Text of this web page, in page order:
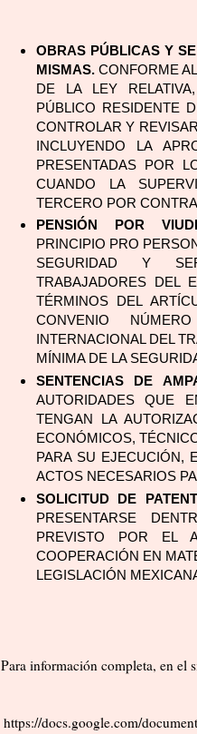
OBRAS PÚBLICAS Y
MISMAS. CONFORME
DE LA LEY
PÚBLICO RESIDENTE
CONTROLAR Y
INCLUYENDO LA
PRESENTADAS POR
CUANDO LA
TERCERO POR
PENSIÓN POR
PRINCIPIO PRO
SEGURIDAD Y
TRABAJADORES DEL
TÉRMINOS DEL
CONVENIO
INTERNACIONAL DEL
MÍNIMA DE LA
SENTENCIAS DE
AUTORIDADES QUE
TENGAN LA
ECONÓMICOS,
PARA SU EJECUCIÓN,
ACTOS NECESARIOS
SOLICITUD DE
PRESENTARSE
PREVISTO POR EL
COOPERACIÓN EN
LEGISLACIÓN
Para información completa, en el
https://docs.google.com/